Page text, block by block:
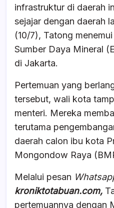
infrastruktur di daerah
sejajar dengan daerah
(10/7), Tatong
Sumber Daya Mineral
di Jakarta.
Pertemuan yang
tersebut, wali kota
menteri. Mereka
terutama
daerah calon ibu kota
Mongondow Raya
Melalui pesan
kroniktotabuan.com,
pertemuannya dengan